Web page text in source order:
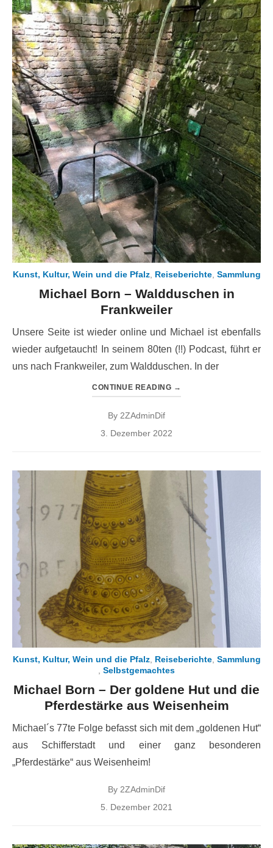
Kunst, Kultur, Wein und die Pfalz, Reiseberichte, Sammlung
Michael Born – Waldduschen in
Frankweiler
Unsere Seite ist wieder online und Michael ist ebenfalls
wieder aufgetaucht! In seinem 80ten (!!) Podcast, führt er
uns nach Frankweiler, zum Waldduschen. In der
CONTINUE READING →
By 2ZAdminDif
Posted
3. Dezember 2022
Kunst, Kultur, Wein und die Pfalz, Reiseberichte, Sammlung
Selbstgemachtes
Michael Born – Der goldene Hut und die
Pferdestärke aus Weisenheim
Michael´s 77te Folge befasst sich mit dem „goldenen Hut“
aus Schifferstadt und einer ganz besonderen
„Pferdestärke“ aus Weisenheim!
By 2ZAdminDif
Posted
5. Dezember 2021